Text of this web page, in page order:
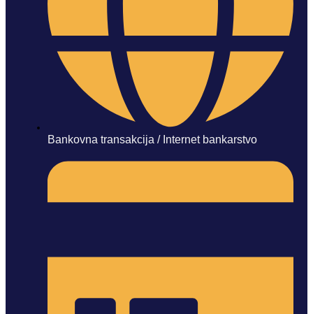
Bankovna transakcija / Internet bankarstvo